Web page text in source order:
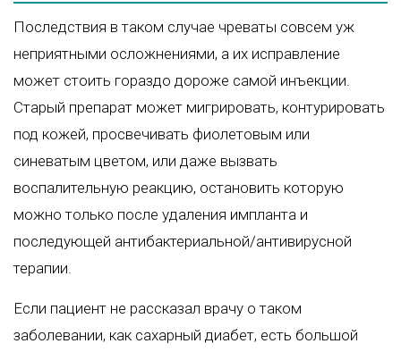
Последствия в таком случае чреваты совсем уж
неприятными осложнениями, а их исправление
может стоить гораздо дороже самой инъекции.
Старый препарат может мигрировать, контурировать
под кожей, просвечивать фиолетовым или
синеватым цветом, или даже вызвать
воспалительную реакцию, остановить которую
можно только после удаления импланта и
последующей антибактериальной/антивирусной
терапии.
Если пациент не рассказал врачу о таком
заболевании, как сахарный диабет, есть большой